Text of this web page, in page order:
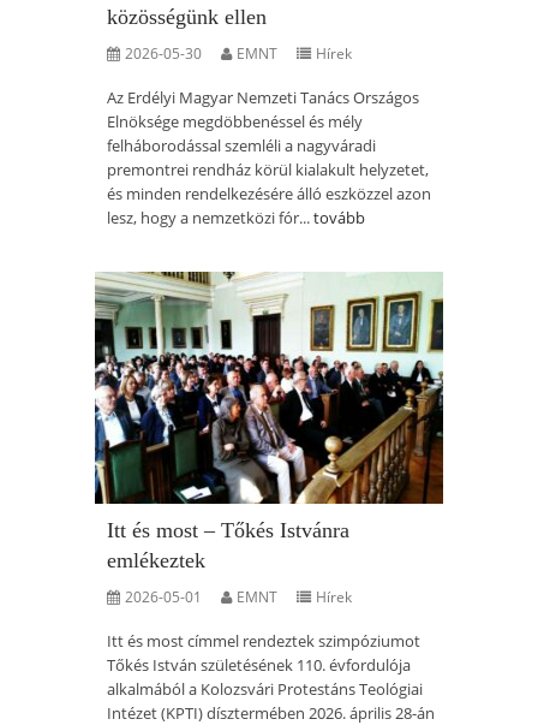
közösségünk ellen
2026-05-30 EMNT Hírek
Az Erdélyi Magyar Nemzeti Tanács Országos
Elnöksége megdöbbenéssel és mély
felháborodással szemléli a nagyváradi
premontrei rendház körül kialakult helyzetet,
és minden rendelkezésére álló eszközzel azon
lesz, hogy a nemzetközi fór...tovább
Itt és most – Tőkés Istvánra
emlékeztek
2026-05-01 EMNT Hírek
Itt és most címmel rendeztek szimpóziumot
Tőkés István születésének 110. évfordulója
alkalmából a Kolozsvári Protestáns Teológiai
Intézet (KPTI) dísztermében 2026. április 28-án